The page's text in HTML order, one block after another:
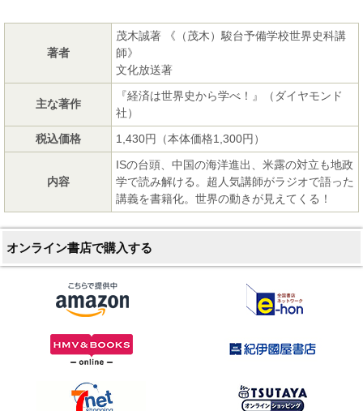
著者
茂木誠著 《（茂木）駿台予備学校世界史科講
師》
文化放送著
主な著作
『経済は世界史から学べ！』（ダイヤモンド
社）
税込価格
1,430円（本体価格1,300円）
内容
ISの台頭、中国の海洋進出、米露の対立も地政
学で読み解ける。超人気講師がラジオで語った
講義を書籍化。世界の動きが見えてくる！
オンライン書店で購入する